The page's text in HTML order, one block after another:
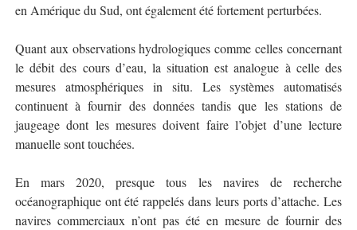
en Amérique du Sud, ont également été fortement perturbées.
Quant aux observations hydrologiques comme celles concernant
le débit des cours d’eau, la situation est analogue à celle des
mesures atmosphériques in situ. Les systèmes automatisés
continuent à fournir des données tandis que les stations de
jaugeage dont les mesures doivent faire l’objet d’une lecture
manuelle sont touchées.
En mars 2020, presque tous les navires de recherche
océanographique ont été rappelés dans leurs ports d’attache. Les
navires commerciaux n’ont pas été en mesure de fournir des